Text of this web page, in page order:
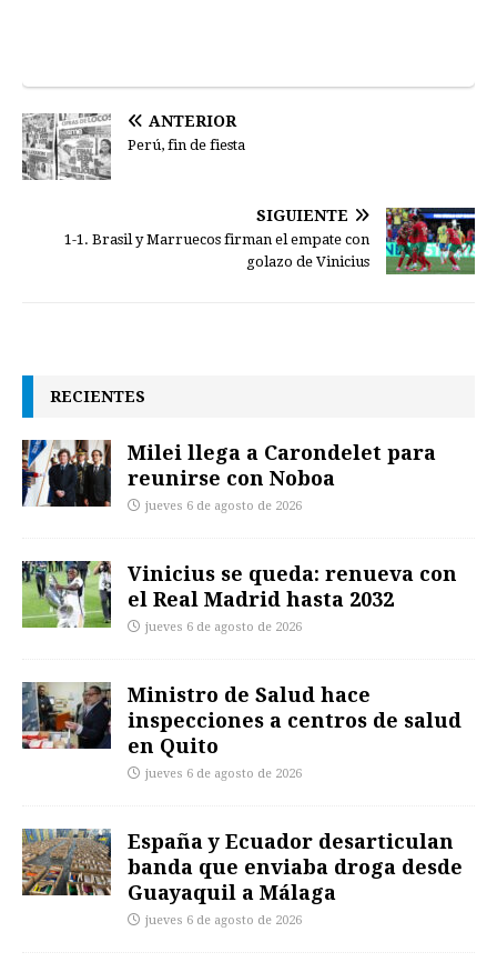
ANTERIOR
Perú, fin de fiesta
SIGUIENTE
1-1. Brasil y Marruecos firman el empate con
golazo de Vinicius
RECIENTES
Milei llega a Carondelet para
reunirse con Noboa
jueves 6 de agosto de 2026
Vinicius se queda: renueva con
el Real Madrid hasta 2032
jueves 6 de agosto de 2026
Ministro de Salud hace
inspecciones a centros de salud
en Quito
jueves 6 de agosto de 2026
España y Ecuador desarticulan
banda que enviaba droga desde
Guayaquil a Málaga
jueves 6 de agosto de 2026